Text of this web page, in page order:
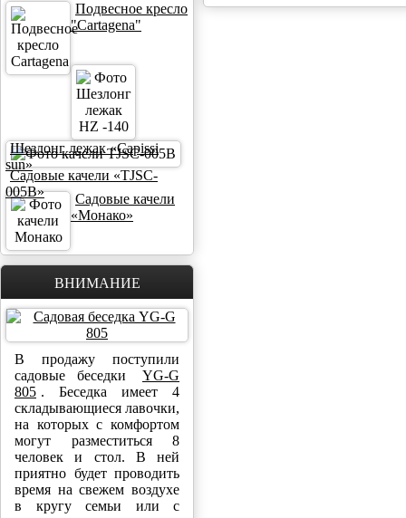
Подвесное кресло
"Cartagena"
Шезлонг лежак «Capissi
sun»
Садовые качели «TJSC-
005B»
Садовые качели
«Монако»
ВНИМАНИЕ
В продажу поступили
садовые беседки
YG-G
805 . Беседка имеет 4
складывающиеся лавочки,
на которых с комфортом
могут разместиться 8
человек и стол. В ней
приятно будет проводить
время на свежем воздухе
в кругу семьи или с